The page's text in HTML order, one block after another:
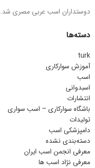
دوستداران اسب عربی مصری شد.
دسته‌ها
turk
آموزش سوارکاری
اسب
اسبدوانی
انتشارات
باشگاه سوارکاری – اسب سواری
تولیدات
دامپزشکی اسب
دسته‌بندی نشده
معرفی انجمن اسب ایران
معرفی نژاد اسب ها